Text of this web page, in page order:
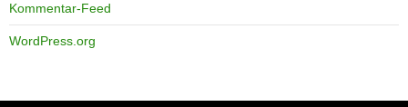
Kommentar-Feed
WordPress.org